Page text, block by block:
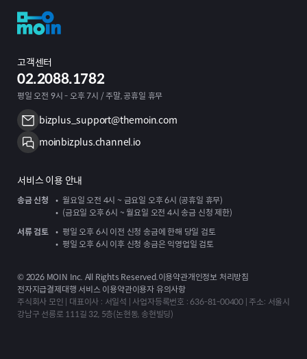
고객센터
02.2088.1782
평일 오전 9시 - 오후 7시 / 주말, 공휴일 휴무
bizplus_support@themoin.com
moinbizplus.channel.io
서비스 이용 안내
송금 신청
월요일 오전 4시 ~ 금요일 오후 6시 (공휴일 휴무)
(금요일 오후 6시 ~ 월요일 오전 4시 송금 신청 제한)
서류 검토
평일 오후 6시 이전 신청 송금에 한해 당일 검토
평일 오후 6시 이후 신청 송금은 익영업일 검토
© 2026MOIN Inc. All Rights Reserved.이용약관개인정보 처리방침
전자지급결제대행 서비스 이용약관이용자 유의사항
주식회사 모인 | 대표이사 : 서일석 | 사업자등록번호 : 636-81-00400 | 주소: 서울시
강남구 선릉로 111길 32, 5층(논현동, 송현빌딩)